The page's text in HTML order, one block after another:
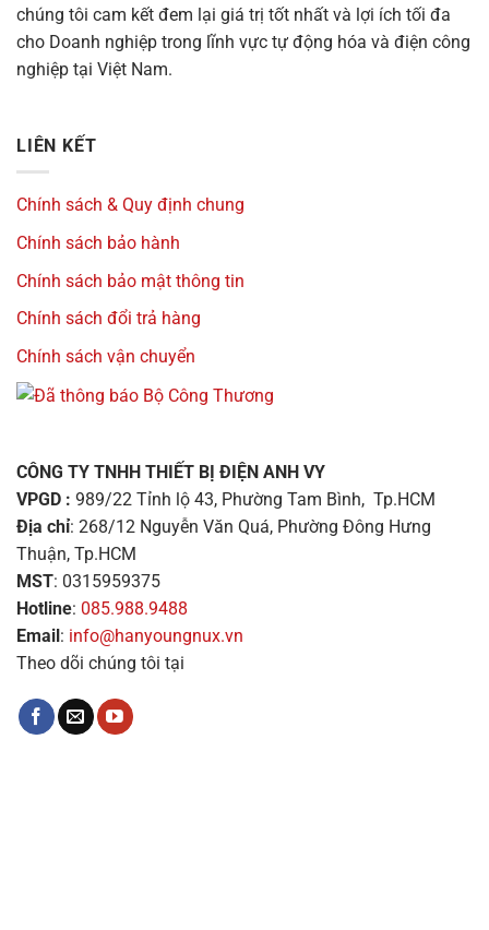
chúng tôi cam kết đem lại giá trị tốt nhất và lợi ích tối đa
cho Doanh nghiệp trong lĩnh vực tự động hóa và điện công
nghiệp tại Việt Nam.
LIÊN KẾT
Chính sách & Quy định chung
Chính sách bảo hành
Chính sách bảo mật thông tin
Chính sách đổi trả hàng
Chính sách vận chuyển
CÔNG TY TNHH THIẾT BỊ ĐIỆN ANH VY
VPGD : 989/22 Tỉnh lộ 43, Phường Tam Bình, Tp.HCM
Địa chỉ: 268/12 Nguyễn Văn Quá, Phường Đông Hưng
Thuận, Tp.HCM
MST: 0315959375
Hotline: 085.988.9488
Email: info@hanyoungnux.vn
Theo dõi chúng tôi tại